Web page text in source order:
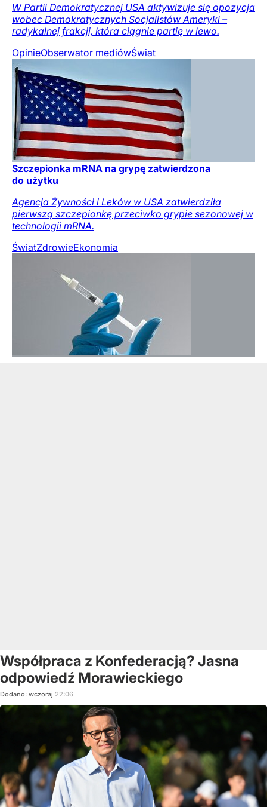
W Partii Demokratycznej USA aktywizuje się opozycja
wobec Demokratycznych Socjalistów Ameryki –
radykalnej frakcji, która ciągnie partię w lewo.
OpinieObserwator mediówŚwiat
Szczepionka mRNA na grypę zatwierdzona
do użytku
Agencja Żywności i Leków w USA zatwierdziła
pierwszą szczepionkę przeciwko grypie sezonowej w
technologii mRNA.
ŚwiatZdrowieEkonomia
Współpraca z Konfederacją? Jasna
odpowiedź Morawieckiego
Dodano: wczoraj 22:06